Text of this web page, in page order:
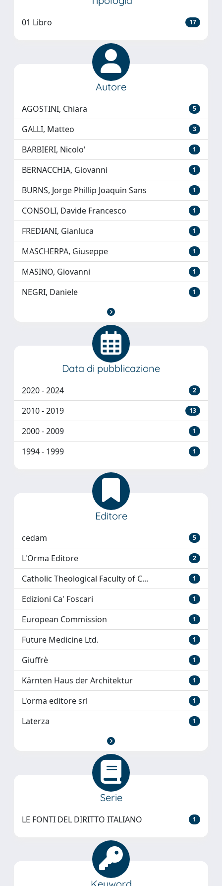
01 Libro 17
Autore
AGOSTINI, Chiara 5
GALLI, Matteo 3
BARBIERI, Nicolo' 1
BERNACCHIA, Giovanni 1
BURNS, Jorge Phillip Joaquin Sans 1
CONSOLI, Davide Francesco 1
FREDIANI, Gianluca 1
MASCHERPA, Giuseppe 1
MASINO, Giovanni 1
NEGRI, Daniele 1
Data di pubblicazione
2020 - 2024 2
2010 - 2019 13
2000 - 2009 1
1994 - 1999 1
Editore
cedam 5
L'Orma Editore 2
Catholic Theological Faculty of C... 1
Edizioni Ca' Foscari 1
European Commission 1
Future Medicine Ltd. 1
Giuffrè 1
Kärnten Haus der Architektur 1
L'orma editore srl 1
Laterza 1
Serie
LE FONTI DEL DIRITTO ITALIANO 1